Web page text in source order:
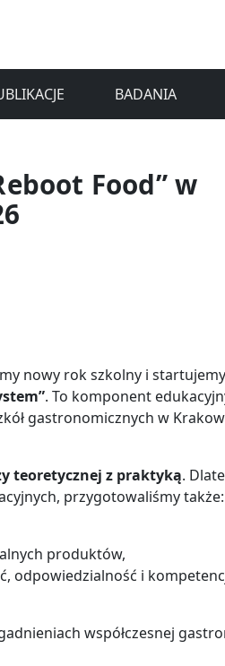
BADANIA
Food” w
nowy rok szkolny i
. To komponent
gastronomicznych w
teoretycznej z praktyką.
przygotowaliśmy także:
produktów,
odpowiedzialność i
współczesnej